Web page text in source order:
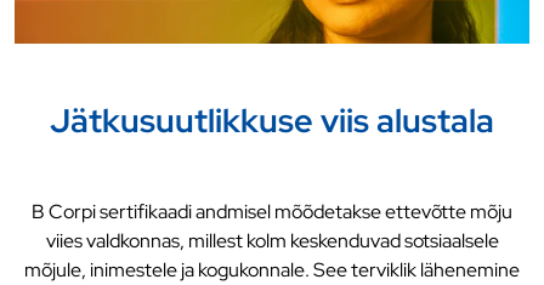
Jätkusuutlikkuse viis alustala
B Corpi sertifikaadi andmisel mõõdetakse ettevõtte mõju
viies valdkonnas, millest kolm keskenduvad sotsiaalsele
mõjule, inimestele ja kogukonnale. See terviklik lähenemine